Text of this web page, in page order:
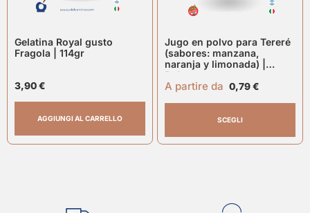
Gelatina Royal gusto
Fragola | 114gr
3,90€
AGGIUNGI AL CARRELLO
Jugo en polvo para Tereré
(sabores: manzana,
naranja y limonada) |
Bolero
A partire da 0,79€
SCEGLI